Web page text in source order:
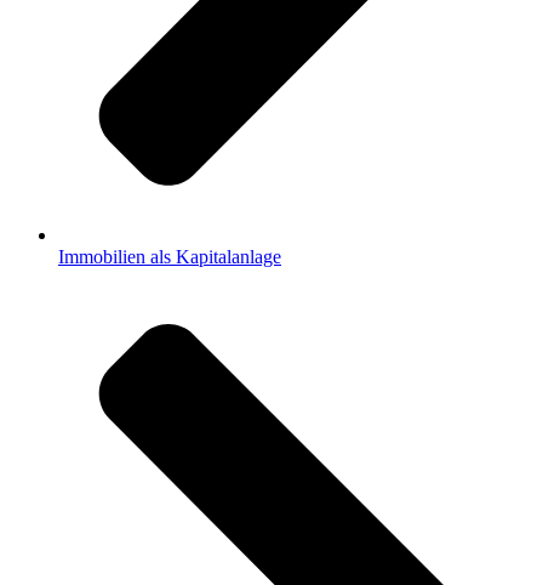
Immobilien als Kapitalanlage